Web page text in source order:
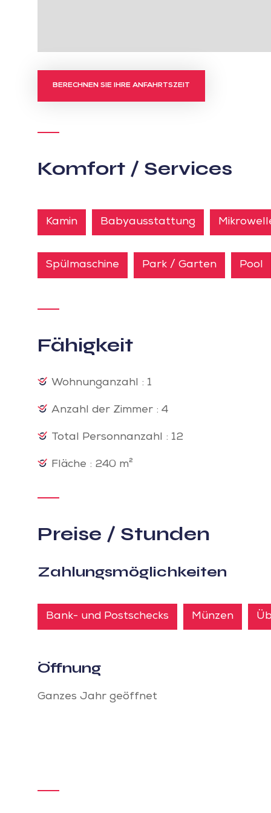
BERECHNEN SIE IHRE ANFAHRTSZEIT
Komfort / Services
Kamin Babyausstattung
Spülmaschine Park / Garten Pool
Fähigkeit
Wohnunganzahl : 1
Anzahl der Zimmer : 4
Total Personnanzahl : 12
Fläche : 240 m²
Preise / Stunden
Zahlungsmöglichkeiten
Bank- und Postschecks Münzen
Öffnung
Ganzes Jahr geöffnet